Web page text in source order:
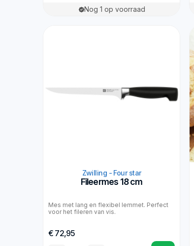
Nog 1 op voorraad
Zwilling - Four star
Fileermes 18 cm
Mes met lang en flexibel lemmet. Perfect
voor het fileren van vis.
€ 72,95